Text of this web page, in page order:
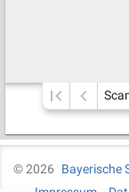
©2026
Bayerische